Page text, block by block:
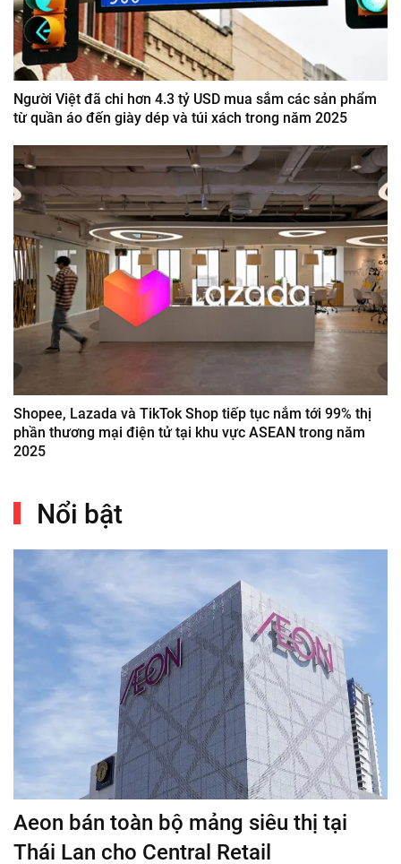
Người Việt đã chi hơn 4.3 tỷ USD mua sắm các sản phẩm
từ quần áo đến giày dép và túi xách trong năm 2025
Shopee, Lazada và TikTok Shop tiếp tục nắm tới 99% thị
phần thương mại điện tử tại khu vực ASEAN trong năm
2025
Nổi bật
Aeon bán toàn bộ mảng siêu thị tại
Thái Lan cho Central Retail